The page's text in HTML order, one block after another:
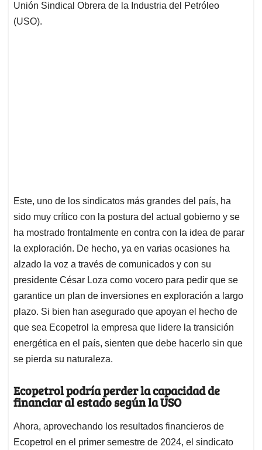
Unión Sindical Obrera de la Industria del Petróleo
(USO).
Este, uno de los sindicatos más grandes del país, ha
sido muy crítico con la postura del actual gobierno y se
ha mostrado frontalmente en contra con la idea de parar
la exploración. De hecho, ya en varias ocasiones ha
alzado la voz a través de comunicados y con su
presidente César Loza como vocero para pedir que se
garantice un plan de inversiones en exploración a largo
plazo. Si bien han asegurado que apoyan el hecho de
que sea Ecopetrol la empresa que lidere la transición
energética en el país, sienten que debe hacerlo sin que
se pierda su naturaleza.
Ecopetrol podría perder la capacidad de
financiar al estado según la USO
Ahora, aprovechando los resultados financieros de
Ecopetrol en el primer semestre de 2024, el sindicato